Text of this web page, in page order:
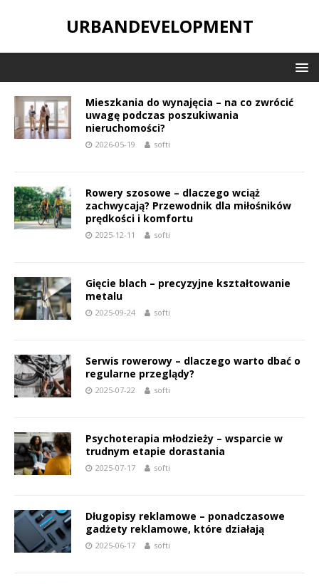
URBANDEVELOPMENT
Mieszkania do wynajęcia – na co zwrócić
uwagę podczas poszukiwania
nieruchomości?
2026-05-19 softi
Rowery szosowe – dlaczego wciąż
zachwycają? Przewodnik dla miłośników
prędkości i komfortu
2025-12-11 softi
Gięcie blach – precyzyjne kształtowanie
metalu
2025-09-24 softi
Serwis rowerowy – dlaczego warto dbać o
regularne przeglądy?
2025-07-22 softi
Psychoterapia młodzieży – wsparcie w
trudnym etapie dorastania
2025-07-17 softi
Długopisy reklamowe – ponadczasowe
gadżety reklamowe, które działają
2025-06-17 softi